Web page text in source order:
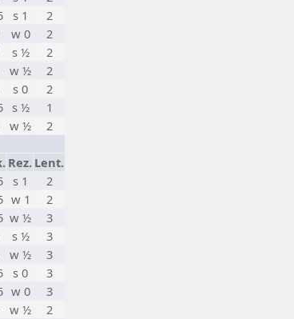
s 1
2
w 0
2
s ½
2
w ½
2
s 0
2
s ½
1
w ½
2
Rez. Lent.
s 1
2
w 1
2
w ½
3
s ½
3
w ½
3
s 0
3
w 0
3
w ½
2